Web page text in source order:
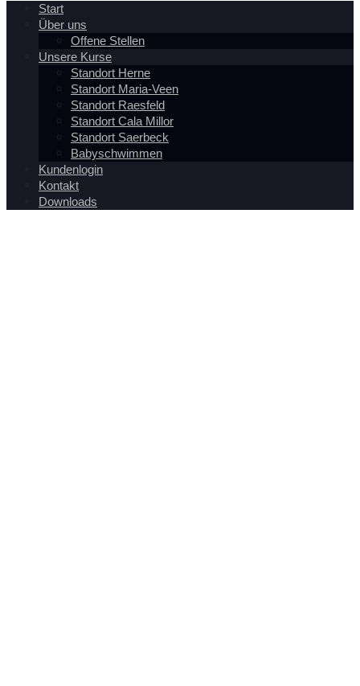
Start
Über uns
Offene Stellen
Unsere Kurse
Standort Herne
Standort Maria-Veen
Standort Raesfeld
Standort Cala Millor
Standort Saerbeck
Babyschwimmen
Kundenlogin
Kontakt
Downloads